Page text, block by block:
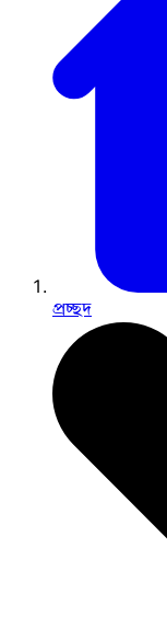
প্রচ্ছদ